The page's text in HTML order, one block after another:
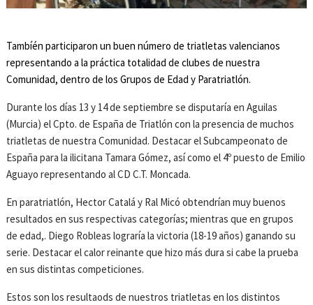
Tambíén participaron un buen número de triatletas valencianos
representando a la práctica totalidad de clubes de nuestra
Comunidad, dentro de los Grupos de Edad y Paratriatlón.
Durante los días 13 y 14 de septiembre se disputaría en Aguilas
(Murcia) el Cpto. de España de Triatlón con la presencia de muchos
triatletas de nuestra Comunidad. Destacar el Subcampeonato de
España para la ilicitana Tamara Gómez, así como el 4º puesto de Emilio
Aguayo representando al CD C.T. Moncada.
En paratriatlón, Hector Catalá y Ral Micó obtendrían muy buenos
resultados en sus respectivas categorías; mientras que en grupos
de edad,. Diego Robleas lograría la victoria (18-19 años) ganando su
serie. Destacar el calor reinante que hizo más dura si cabe la prueba
en sus distintas competiciones.
Estos son los resultaods de nuestros triatletas en los distintos